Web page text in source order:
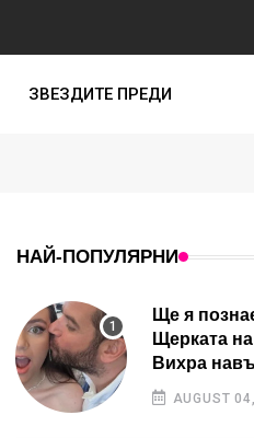
ЗВЕЗДИТЕ ПРЕДИ
НАЙ-ПОПУЛЯРНИ
Ще я
Щерката
Вихра
AUGUST